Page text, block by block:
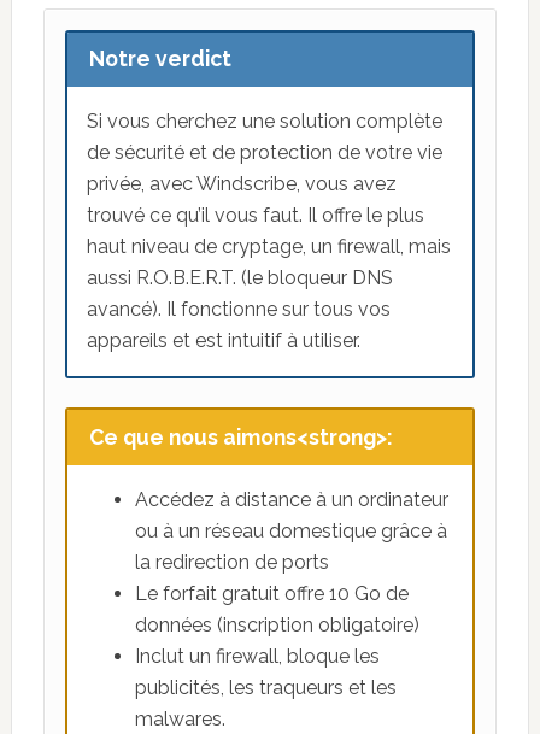
Notre verdict
Si vous cherchez une solution complète
de sécurité et de protection de votre vie
privée, avec Windscribe, vous avez
trouvé ce qu’il vous faut. Il offre le plus
haut niveau de cryptage, un firewall, mais
aussi R.O.B.E.R.T. (le bloqueur DNS
avancé). Il fonctionne sur tous vos
appareils et est intuitif à utiliser.
Ce que nous aimons<strong>:
Accédez à distance à un ordinateur
ou à un réseau domestique grâce à
la redirection de ports
Le forfait gratuit offre 10 Go de
données (inscription obligatoire)
Inclut un firewall, bloque les
publicités, les traqueurs et les
malwares.